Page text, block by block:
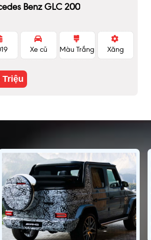
Benz GLC 200
Xe cũ Màu Trắng Xăng
Triệu